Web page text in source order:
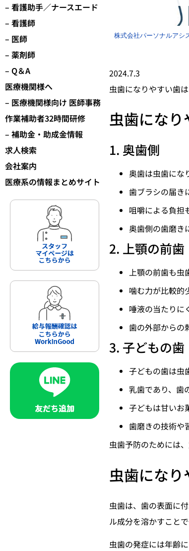
– 看護助手／ナースエード
– 看護師
– 医師
– 薬剤師
– Q＆A
医療機関様へ
– 医療機関様向け 医師事務
作業補助者32時間研修
– 補助金・助成金情報
求人検索
会社案内
医療系の情報まとめサイト
株式会社パーソナルアシ
2024.7.3
虫歯になりやすい歯
虫歯にな
1. 奥歯側
奥歯は虫歯にな
歯ブラシの届き
咀嚼による負担
奥歯側の歯磨き
2. 上顎の前歯
上顎の前歯も虫
噛む力が比較的
唾液の当たりに
歯の外部からの
3. 子どもの歯
子どもの歯は虫
乳歯であり、歯
子どもは甘いお
歯磨きの技術や
虫歯予防のためには
虫歯にな
虫歯は、歯の表面に
ル成分を溶かすこと
虫歯の発症には年齢